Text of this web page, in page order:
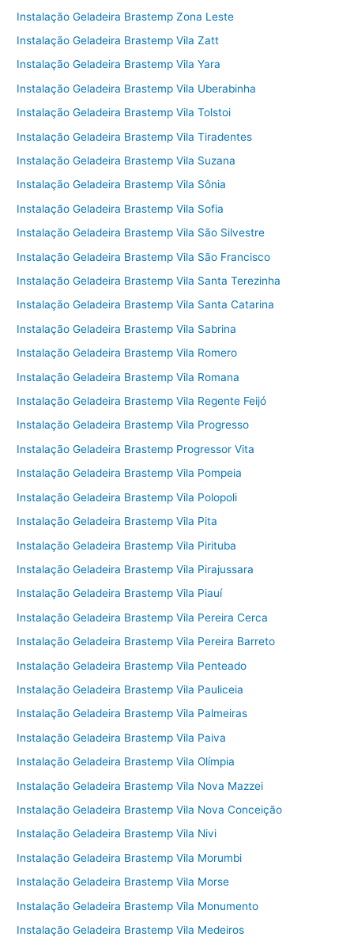
Instalação Geladeira Brastemp Zona Leste
Instalação Geladeira Brastemp Vila Zatt
Instalação Geladeira Brastemp Vila Yara
Instalação Geladeira Brastemp Vila Uberabinha
Instalação Geladeira Brastemp Vila Tolstoi
Instalação Geladeira Brastemp Vila Tiradentes
Instalação Geladeira Brastemp Vila Suzana
Instalação Geladeira Brastemp Vila Sônia
Instalação Geladeira Brastemp Vila Sofia
Instalação Geladeira Brastemp Vila São Silvestre
Instalação Geladeira Brastemp Vila São Francisco
Instalação Geladeira Brastemp Vila Santa Terezinha
Instalação Geladeira Brastemp Vila Santa Catarina
Instalação Geladeira Brastemp Vila Sabrina
Instalação Geladeira Brastemp Vila Romero
Instalação Geladeira Brastemp Vila Romana
Instalação Geladeira Brastemp Vila Regente Feijó
Instalação Geladeira Brastemp Vila Progresso
Instalação Geladeira Brastemp Progressor Vita
Instalação Geladeira Brastemp Vila Pompeia
Instalação Geladeira Brastemp Vila Polopoli
Instalação Geladeira Brastemp Vila Pita
Instalação Geladeira Brastemp Vila Pirituba
Instalação Geladeira Brastemp Vila Pirajussara
Instalação Geladeira Brastemp Vila Piauí
Instalação Geladeira Brastemp Vila Pereira Cerca
Instalação Geladeira Brastemp Vila Pereira Barreto
Instalação Geladeira Brastemp Vila Penteado
Instalação Geladeira Brastemp Vila Pauliceia
Instalação Geladeira Brastemp Vila Palmeiras
Instalação Geladeira Brastemp Vila Paiva
Instalação Geladeira Brastemp Vila Olímpia
Instalação Geladeira Brastemp Vila Nova Mazzei
Instalação Geladeira Brastemp Vila Nova Conceição
Instalação Geladeira Brastemp Vila Nivi
Instalação Geladeira Brastemp Vila Morumbi
Instalação Geladeira Brastemp Vila Morse
Instalação Geladeira Brastemp Vila Monumento
Instalação Geladeira Brastemp Vila Medeiros